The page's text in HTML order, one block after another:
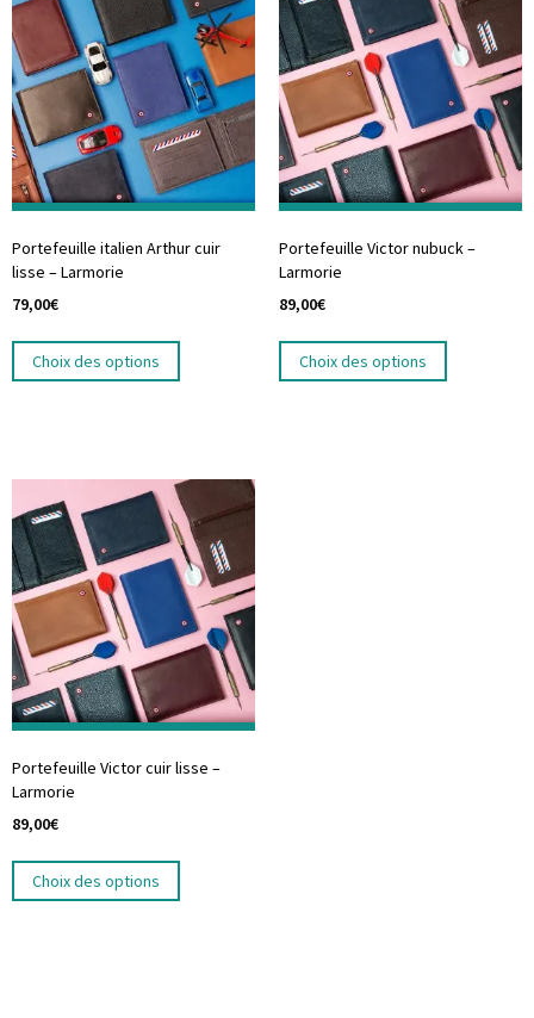
Portefeuille italien Arthur cuir
lisse – Larmorie
79,00€
Choix des options
Portefeuille Victor nubuck –
Larmorie
89,00€
Choix des options
Portefeuille Victor cuir lisse –
Larmorie
89,00€
Choix des options